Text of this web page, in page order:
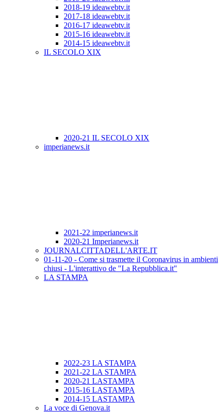
2018-19 ideawebtv.it
2017-18 ideawebtv.it
2016-17 ideawebtv.it
2015-16 ideawebtv.it
2014-15 ideawebtv.it
IL SECOLO XIX
2020-21 IL SECOLO XIX
imperianews.it
2021-22 imperianews.it
2020-21 Imperianews.it
JOURNALCITTADELL'ARTE.IT
01-11-20 - Come si trasmette il Coronavirus in ambienti
chiusi - L'interattivo de "La Repubblica.it"
LA STAMPA
2022-23 LA STAMPA
2021-22 LA STAMPA
2020-21 LASTAMPA
2015-16 LASTAMPA
2014-15 LASTAMPA
La voce di Genova.it